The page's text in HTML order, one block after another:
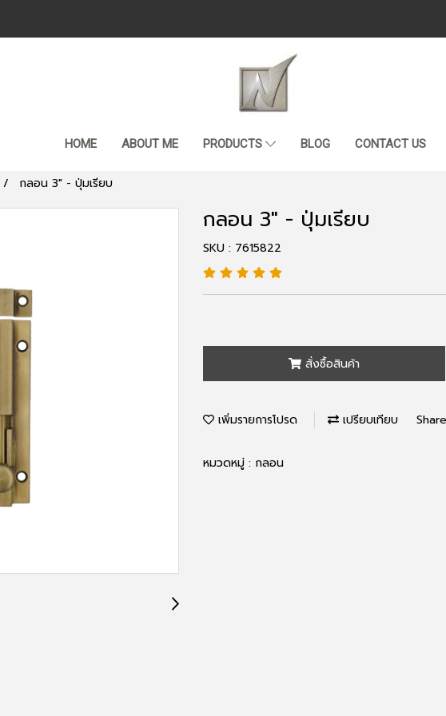
HOME ABOUT ME PRODUCTS BLOG CONTACT US
กลอน 3" - ปุ่มเรียบ
กลอน 3" - ปุ่มเรียบ
SKU : 7615822
สั่งซื้อสินค้า
เพิ่มรายการโปรด เปรียบเทียบ Share
หมวดหมู่ : กลอน